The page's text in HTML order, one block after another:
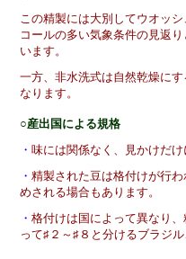
この精製には大別してウオッ
コールの多い気象条件の見返
います。
一方、非水洗式は自然乾燥に
なります。
○産出国による規格
・ 味には関係なく、見かけだ
・ 精製された豆は格付けが行
めされる場合もあります。
・ 格付けは国によって異なり
って♯２～♯８と分けるブラジ